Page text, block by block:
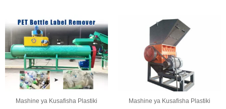
Mashine ya Kusafisha Plastiki Mashine ya Kusafisha Plastiki